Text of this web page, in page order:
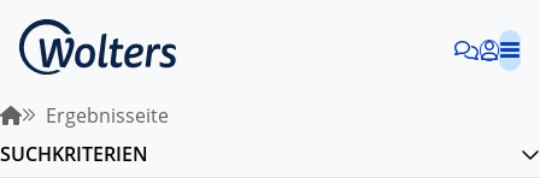
Ergebnisseite
SUCHKRITERIEN